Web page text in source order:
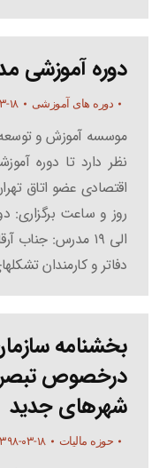
دوره آموزشی
دوره های آموزشی
موسسه آموزش و توسعه
نظر دارد تا دوره
الی ۱۹ مدرس:
دفاتر و کارمندان
بخشنامه
شهرهای جدید
حوزه مالیات ۱۳۹۸-۰۳-